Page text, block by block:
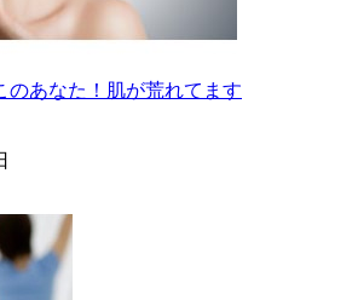
のあなた！肌が荒れてます